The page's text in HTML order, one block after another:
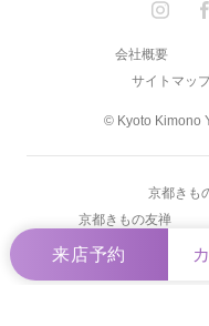
来店予約
九州
© Kyoto Kimono
会社概要
サイトマッ
京都きも
京都きもの友禅